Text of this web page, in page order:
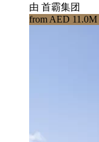
由 首霸集团
from AED 11.0M